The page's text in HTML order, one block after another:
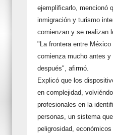
ejemplificarlo, mencionó
inmigración y turismo
comienzan y se realizan
"La frontera entre
comienza mucho antes
después", afirmó.
Explicó que los
en complejidad,
profesionales en la
personas, un sistema
peligrosidad,